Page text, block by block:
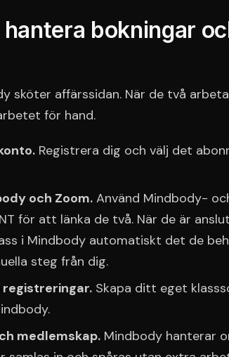
bokningar
sköter affärssidan. När de två
för hand.
Registrera dig och välj det
och Zoom. Använd Mindbody-
för att länka de två. När de är
i Mindbody automatiskt det de
steg från dig.
registreringar. Skapa ditt eget
medlemskap. Mindbody hanterar